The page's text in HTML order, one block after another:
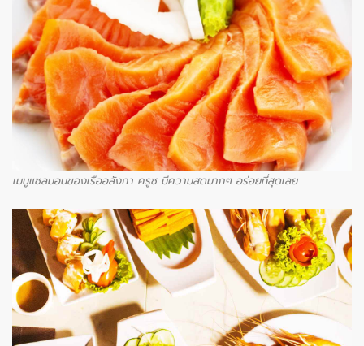
เมนูแซลมอนของเรืออลังกา ครูซ มีความสดมากๆ อร่อยที่สุดเลย